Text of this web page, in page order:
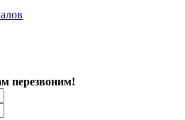
перезвоним!